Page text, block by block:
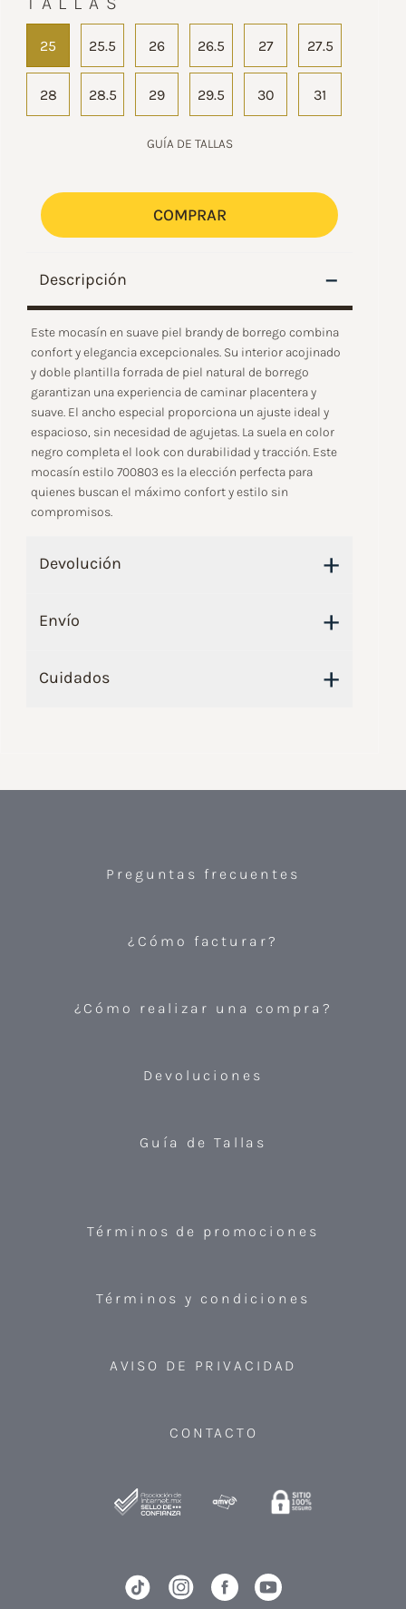
Descripción –
Este mocasín en suave piel brandy de borrego combina
confort y elegancia excepcionales. Su interior acojinado
y doble plantilla forrada de piel natural de borrego
garantizan una experiencia de caminar placentera y
suave. El ancho especial proporciona un ajuste ideal y
espacioso, sin necesidad de agujetas. La suela en color
negro completa el look con durabilidad y tracción. Este
mocasín estilo 700803 es la elección perfecta para
quienes buscan el máximo confort y estilo sin
compromisos.
Devolución +
Envío +
Cuidados +
25 25.5 26 26.5 27 27.5
28 28.5 29 29.5 30 31
GUÍA DE TALLAS
COMPRAR
Preguntas frecuentes
¿Cómo facturar?
¿Cómo realizar una compra?
Devoluciones
Guía de Tallas
Términos de promociones
Términos y condiciones
AVISO DE PRIVACIDAD
CONTACTO